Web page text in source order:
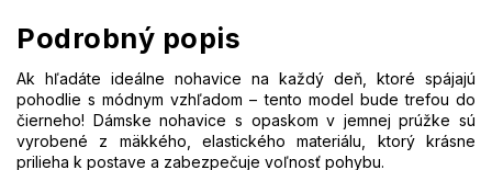
Podrobný popis
Ak hľadáte ideálne nohavice na každý deň, ktoré spájajú
pohodlie s módnym vzhľadom – tento model bude trefou do
čierneho! Dámske nohavice s opaskom v jemnej prúžke sú
vyrobené z mäkkého, elastického materiálu, ktorý krásne
prilieha k postave a zabezpečuje voľnosť pohybu.